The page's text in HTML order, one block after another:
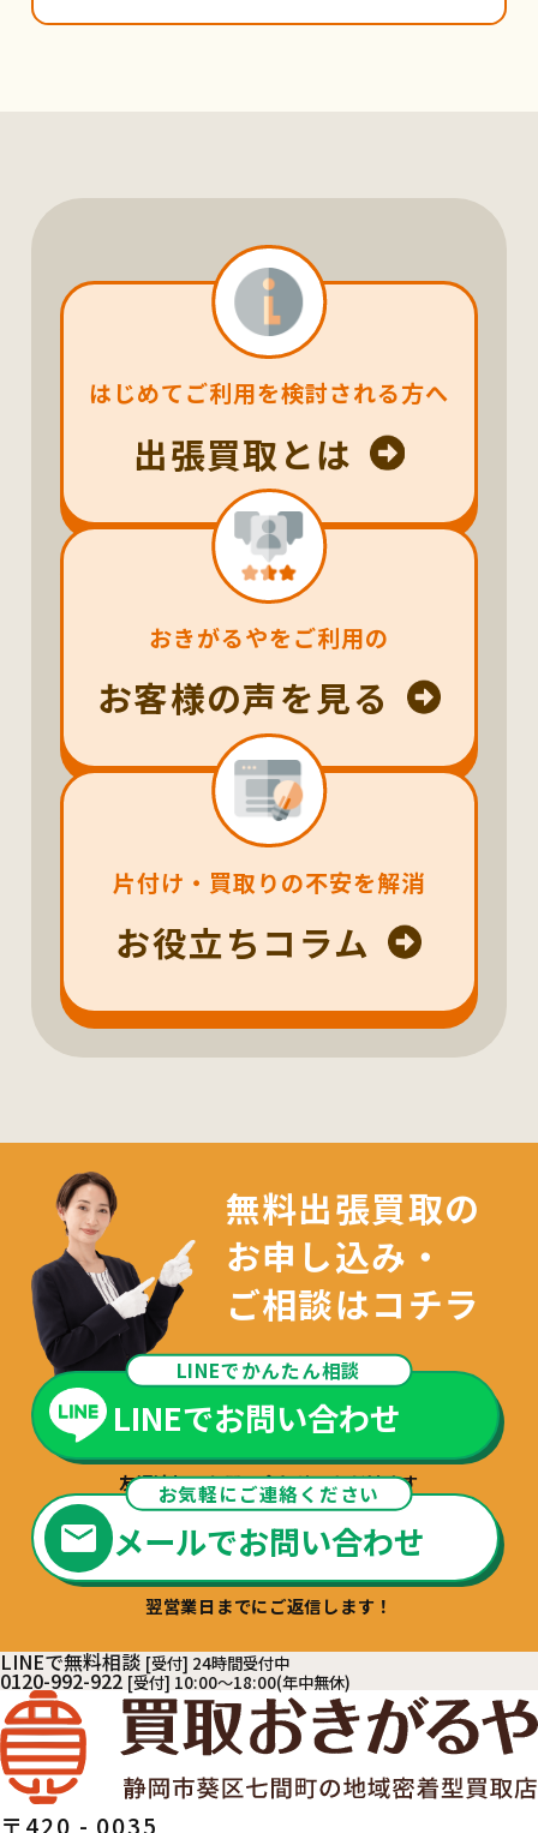
はじめてご利用を検討される方へ
出張買取とは
おきがるやをご利用の
お客様の声を見る
片付け・買取りの不安を解消
お役立ちコラム
無料出張買取の
お申し込み・
ご相談はコチラ
LINEでかんたん相談
LINEでお問い合わせ
友達追加でお問い合わせいただけます
お気軽にご連絡ください
メールでお問い合わせ
翌営業日までにご返信します！
LINEで無料相談 [受付] 24時間受付中
0120-992-922 [受付] 10:00～18:00(年中無休)
〒420 - 0035